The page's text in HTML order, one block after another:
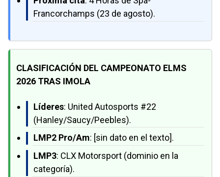
Francorchamps (23 de agosto).
CLASIFICACIÓN DEL CAMPEONATO ELMS
2026 TRAS IMOLA
Líderes: United Autosports #22
(Hanley/Saucy/Peebles).
LMP2 Pro/Am: [sin dato en el texto].
LMP3: CLX Motorsport (dominio en la
categoría).